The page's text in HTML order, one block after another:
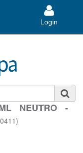
Login
NEUTRO -